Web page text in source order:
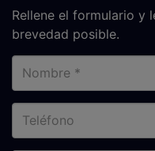
Rellene el formulario y
brevedad posible.